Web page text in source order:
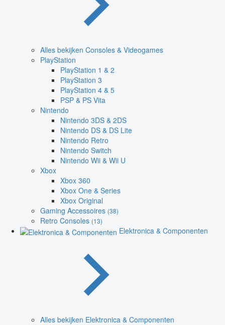
Alles bekijken Consoles & Videogames
PlayStation
PlayStation 1 & 2
PlayStation 3
PlayStation 4 & 5
PSP & PS Vita
Nintendo
Nintendo 3DS & 2DS
Nintendo DS & DS Lite
Nintendo Retro
Nintendo Switch
Nintendo Wii & Wii U
Xbox
Xbox 360
Xbox One & Series
Xbox Original
Gaming Accessoires (38)
Retro Consoles (13)
Elektronica & Componenten
Alles bekijken Elektronica & Componenten